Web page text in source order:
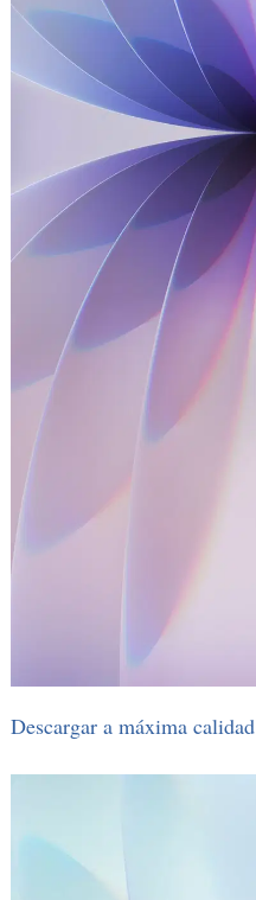
Descargar a máxima calidad